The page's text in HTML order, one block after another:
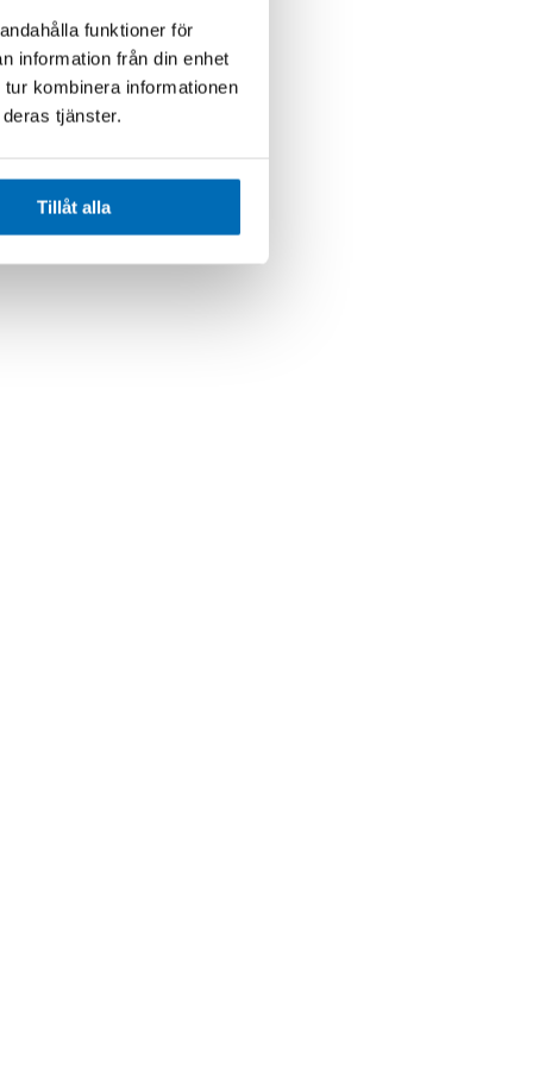
funktioner för
information från din enhet
kombinera informationen
tjänster.
Tillåt alla